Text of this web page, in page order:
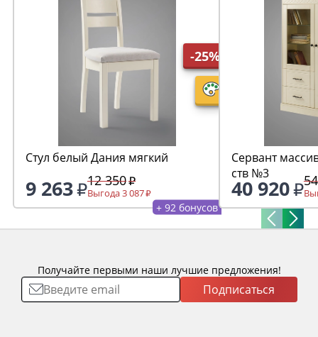
-25%
Стул белый Дания мягкий
9 263 12 350
Выгода 3 087
+ 92 бонусов
Сервант
ств №3
40 920
Получайте первыми наши лучшие предложения!
Подписаться